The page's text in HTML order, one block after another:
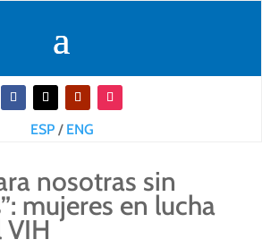
ESP/ ENG
nosotras sin
mujeres en lucha